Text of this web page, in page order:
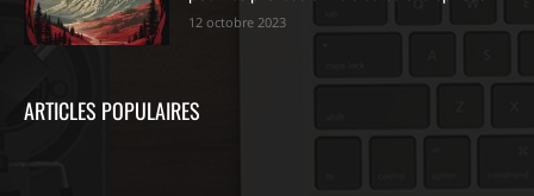
12 octobre 2023
ARTICLES POPULAIRES